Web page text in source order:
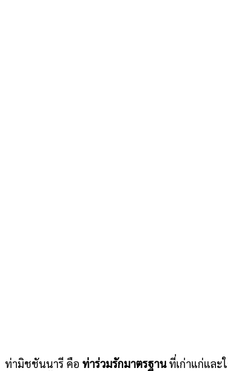
ท่ามิชชันนารี คือ ท่าร่วมรักมาตรฐานที่เก่าแก่และ